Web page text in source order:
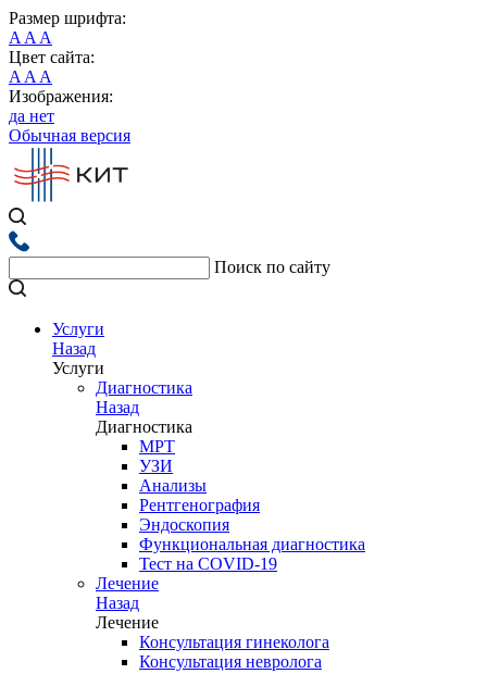
Размер шрифта:
A A A
Цвет сайта:
A A A
Изображения:
да нет
Обычная версия
Поиск по сайту
Услуги
Назад
Услуги
Диагностика
Назад
Диагностика
МРТ
УЗИ
Анализы
Рентгенография
Эндоскопия
Функциональная диагностика
Тест на COVID-19
Лечение
Назад
Лечение
Консультация гинеколога
Консультация невролога